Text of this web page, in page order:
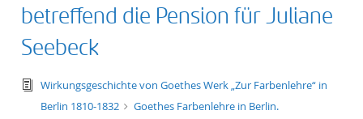
betreffend die Pension für Juliane
Seebeck
text/tg.edition+tg.aggregation+xml
Wirkungsgeschichte von Goethes Werk „Zur Farbenlehre“ in
Berlin 1810-1832
Goethes Farbenlehre in Berlin.